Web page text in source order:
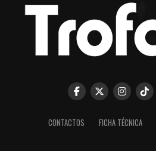
CONTACTOS FICHA TÉCNICA